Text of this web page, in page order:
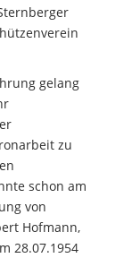
gelang
zu
schon am
von
Hofmann,
28.07.1954